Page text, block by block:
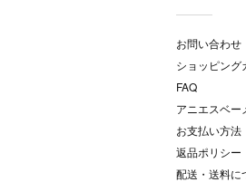
お問い合わせ
ショッピング
FAQ
アニエスベー
お支払い方法
返品ポリシー
配送・送料に